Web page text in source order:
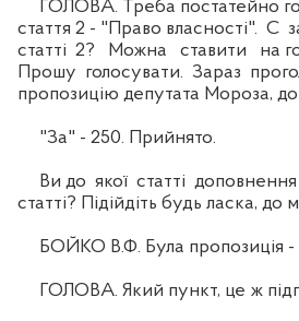
ГОЛОВА. Треба постатейно
стаття 2 - "Право власності". С
статті 2? Можна ставити на
Прошу голосувати. Зараз
пропозицію депутата Мороза,
"За" - 250. Прийнято.
Ви до якої статті
статті? Підійдіть будь ласка, до
БОЙКО В.Ф. Була пропозиція -
ГОЛОВА. Який пункт, це ж